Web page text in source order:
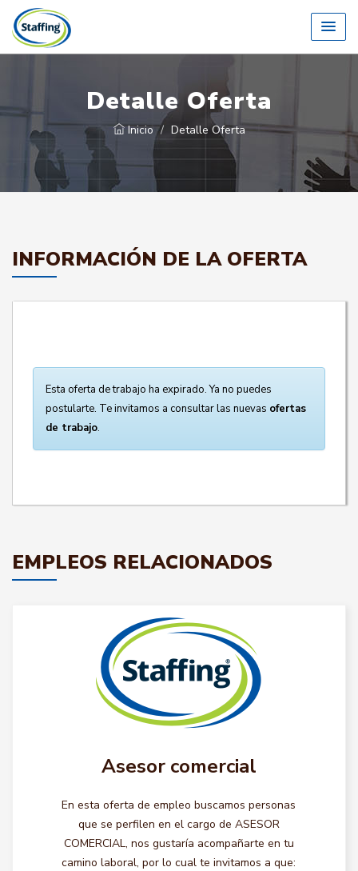
Detalle Oferta
Inicio Detalle Oferta
INFORMACIÓN DE LA OFERTA
Esta oferta de trabajo ha expirado. Ya no puedes
postularte. Te invitamos a consultar las nuevas ofertas
de trabajo.
EMPLEOS RELACIONADOS
Asesor comercial
En esta oferta de empleo buscamos personas
que se perfilen en el cargo de ASESOR
COMERCIAL, nos gustaría acompañarte en tu
camino laboral, por lo cual te invitamos a que: